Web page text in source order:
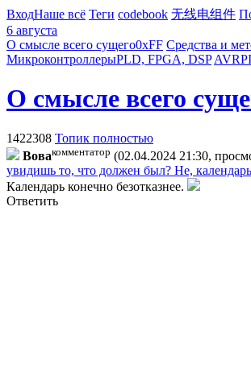
ВходНаше всё Теги codebook 无线电组件
6 августа
О смысле всего сущего0xFF Средства и
МикроконтроллерыPLD, FPGA, DSP AVR
О смысле всего
1422308 Топик полностью
Boвaкомментатор (02.04.2024 21:30,
увидишь то, что должен был? Не,
Календарь конечно безотказнее.
Ответить